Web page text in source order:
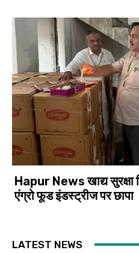
Hapur News खाद्य सुरक्षा
एंग्रो फूड इंडस्ट्रीज पर छापा
LATEST NEWS